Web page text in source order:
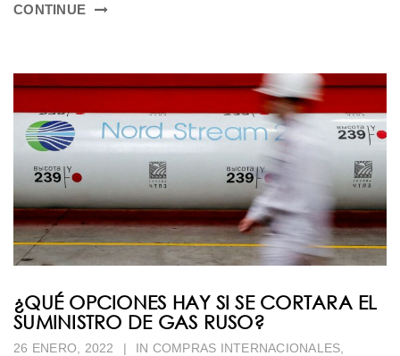
CONTINUE
¿QUÉ OPCIONES HAY SI SE CORTARA EL
SUMINISTRO DE GAS RUSO?
26 ENERO, 2022 | IN COMPRAS INTERNACIONALES